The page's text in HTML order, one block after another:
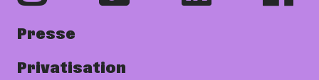
Presse
Privatisation